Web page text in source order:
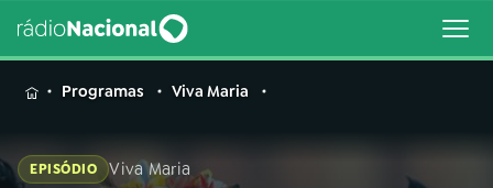
MENUProgramas Viva Maria
EPISÓDIO Viva Maria